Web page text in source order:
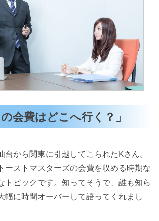
の会費はどこへ行く？」
台から関東に引越してこられたKさん。
ーストマスターズの会費を収める時期な
トピックです。知ってそうで、誰も知ら
幅に時間オーバーして語ってくれまし